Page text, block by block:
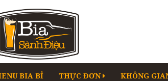
BIA BỈ THỰC ĐƠN KHÔNG